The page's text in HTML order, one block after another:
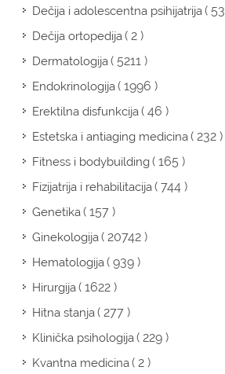
Dečija i adolescentna psihijatrija(
Dečija ortopedija( 2 )
Dermatologija( 5211 )
Endokrinologija( 1996 )
Erektilna disfunkcija( 46 )
Estetska i antiaging medicina( 232 )
Fitness i bodybuilding( 165 )
Fizijatrija i rehabilitacija( 744 )
Genetika( 157 )
Ginekologija( 20742 )
Hematologija( 939 )
Hirurgija( 1622 )
Hitna stanja( 277 )
Klinička psihologija( 229 )
Kvantna medicina( 2 )